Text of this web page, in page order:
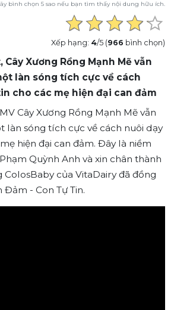
bình chọn 5 sao nếu bạn tìm thấy nội dung hữu ích.
Xếp hạng: 4/5 (966 bình chọn)
Cây Xương Rồng Mạnh Mẽ vẫn
làn sóng tích cực về cách
cho các mẹ hiện đại can đảm
Cây Xương Rồng Mạnh Mẽ vẫn
làn sóng tích cực về cách nuôi dạy
hiện đại can đảm. Đây là niềm
Quỳnh Anh và xin chân thành
ColosBaby của VitaDairy đã đồng
Đảm - Con Tự Tin.